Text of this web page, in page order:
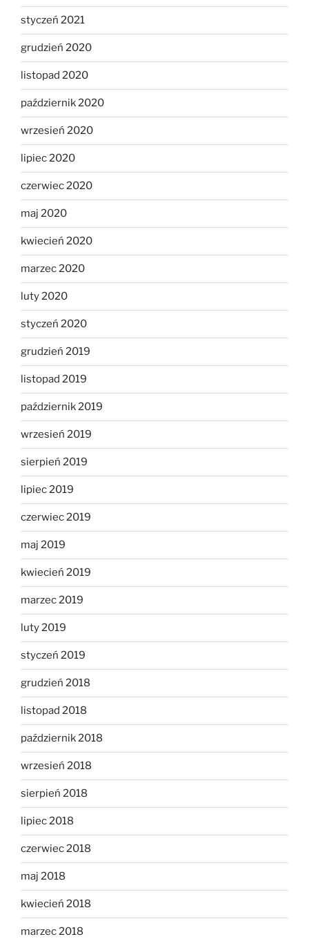
styczeń 2021
grudzień 2020
listopad 2020
październik 2020
wrzesień 2020
lipiec 2020
czerwiec 2020
maj 2020
kwiecień 2020
marzec 2020
luty 2020
styczeń 2020
grudzień 2019
listopad 2019
październik 2019
wrzesień 2019
sierpień 2019
lipiec 2019
czerwiec 2019
maj 2019
kwiecień 2019
marzec 2019
luty 2019
styczeń 2019
grudzień 2018
listopad 2018
październik 2018
wrzesień 2018
sierpień 2018
lipiec 2018
czerwiec 2018
maj 2018
kwiecień 2018
marzec 2018